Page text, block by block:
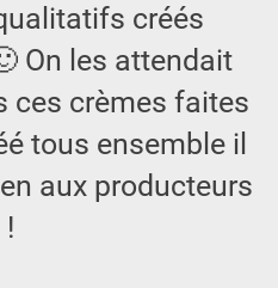
créés
On les attendait
ces crèmes faites
tous ensemble il
aux producteurs
!